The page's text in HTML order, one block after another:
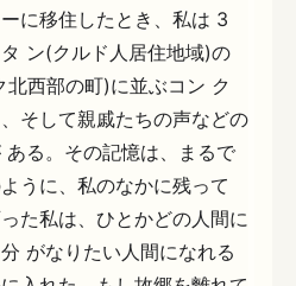
に移住したとき、私は 3
ン(クルド人居住地域)の
西部の町)に並ぶコン ク
そして親戚たちの声などの
る。その記憶は、まるで
うに、私のなかに残って
た私は、ひとかどの人間に
がなりたい人間になれる